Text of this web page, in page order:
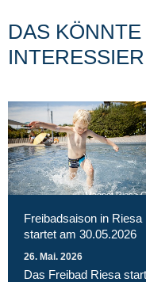
DAS
Magnet Riesa
Freibadsaison in Riesa
startet am 30.05.2026
26. Mai. 2026
Das Freibad Riesa